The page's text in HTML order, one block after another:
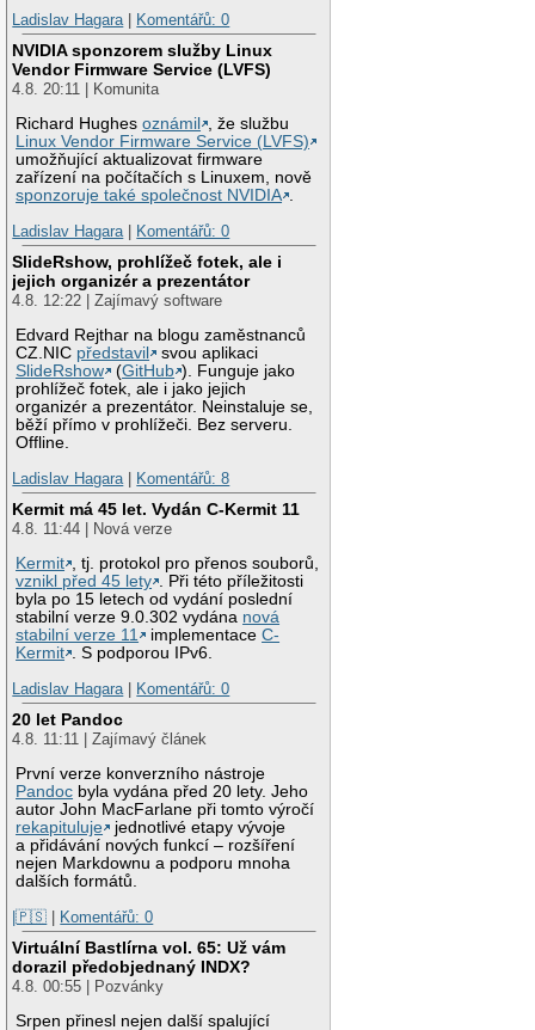
Ladislav Hagara
Komentářů: 0
NVIDIA sponzorem služby Linux
Vendor Firmware Service (LVFS)
4.8. 20:11 | Komunita
Richard Hughesoznámil
, že službu
Linux Vendor Firmware Service (LVFS)
umožňující aktualizovat firmware
zařízení na počítačích s Linuxem, nově
sponzoruje také společnost NVIDIA .
Ladislav Hagara | Komentářů: 0
SlideRshow, prohlížeč fotek, ale i
jejich organizér a prezentátor
4.8. 12:22 | Zajímavý software
Edvard Rejthar na blogu zaměstnanců
CZ.NIC představil
svou aplikaci
SlideRshow
(GitHub ). Funguje jako
prohlížeč fotek, ale i jako jejich
organizér a prezentátor. Neinstaluje se,
běží přímo v prohlížeči. Bez serveru.
Offline.
Ladislav Hagara | Komentářů: 8
Kermit má 45 let. Vydán C-Kermit 11
4.8. 11:44 | Nová verze
Kermit , tj. protokol pro přenos souborů,
vznikl před 45 lety . Při této příležitosti
byla po 15 letech od vydání poslední
stabilní verze 9.0.302 vydána nová
stabilní verze 11
implementaceC-
Kermit . S podporou IPv6.
Ladislav Hagara | Komentářů: 0
20 let Pandoc
4.8. 11:11 | Zajímavý článek
První verze konverzního nástroje
Pandoc byla vydána před 20 lety. Jeho
autor John MacFarlane při tomto výročí
rekapituluje
jednotlivé etapy vývoje
a přidávání nových funkcí – rozšíření
nejen Markdownu a podporu mnoha
dalších formátů.
|🇵🇸 | Komentářů: 0
Virtuální Bastlírna vol. 65: Už vám
dorazil předobjednaný INDX?
4.8. 00:55 | Pozvánky
Srpen přinesl nejen další spalující